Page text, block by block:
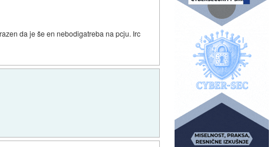
da je še en nebodigatreba na pcju. Irc